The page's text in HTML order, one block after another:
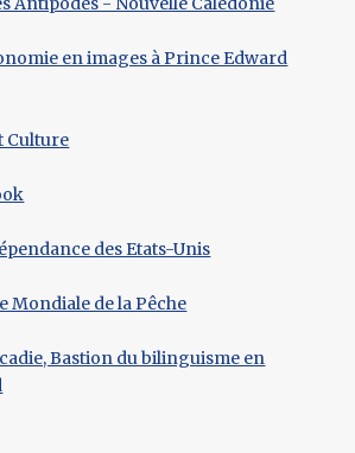
en images à Prince Edward
Culture
des Etats-Unis
Mondiale de la Pêche
Bastion du bilinguisme en